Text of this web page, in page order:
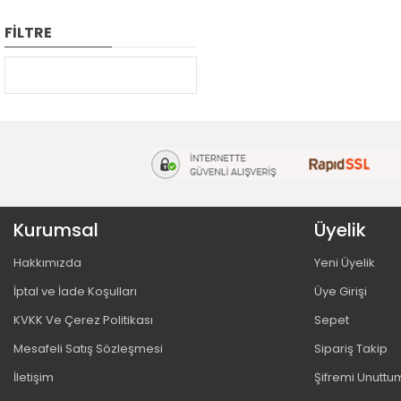
FİLTRE
Kurumsal
Hakkımızda
İptal ve İade Koşulları
KVKK Ve Çerez Politikası
Mesafeli Satış Sözleşmesi
İletişim
Üyelik
Yeni Üyelik
Üye Girişi
Sepet
Sipariş Takip
Şifremi